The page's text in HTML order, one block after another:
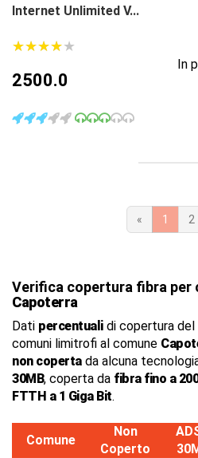
Internet Unlimited V...
★★★★★
★★★★★
2500.0
In
« 1 2
Verifica copertura fibra per
Capoterra
Dati percentualidi copertura del
comuni limitrofi al comune
non copertada alcuna
30MB, coperta da fibra fino a
FTTH a 1 Giga Bit.
Comune
Non
Coperto